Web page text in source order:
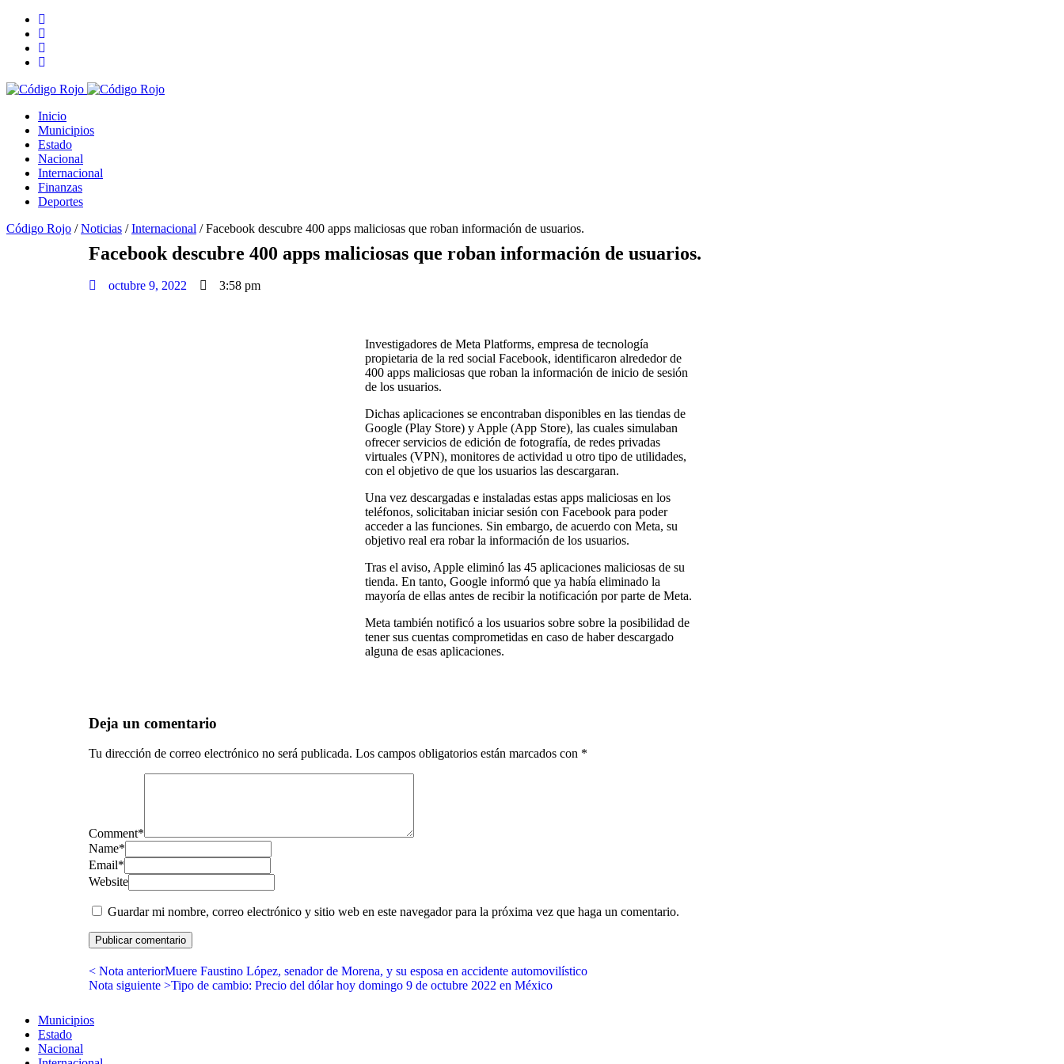
Inicio
Municipios
Estado
Nacional
Internacional
Finanzas
Deportes
Código Rojo /Noticias /Internacional /Facebook descubre 400 apps maliciosas que roban información de usuarios.
Facebook descubre 400 apps maliciosas que roban información de usuarios.
octubre 9, 2022 3:58 pm
Investigadores de Meta Platforms, empresa de tecnología
propietaria de la red social Facebook, identificaron alrededor de
400 apps maliciosas que roban la información de inicio de sesión
de los usuarios.
Dichas aplicaciones se encontraban disponibles en las tiendas de
Google (Play Store) y Apple (App Store), las cuales simulaban
ofrecer servicios de edición de fotografía, de redes privadas
virtuales (VPN), monitores de actividad u otro tipo de utilidades,
con el objetivo de que los usuarios las descargaran.
Una vez descargadas e instaladas estas apps maliciosas en los
teléfonos, solicitaban iniciar sesión con Facebook para poder
acceder a las funciones. Sin embargo, de acuerdo con Meta, su
objetivo real era robar la información de los usuarios.
Tras el aviso, Apple eliminó las 45 aplicaciones maliciosas de su
tienda. En tanto, Google informó que ya había eliminado la
mayoría de ellas antes de recibir la notificación por parte de Meta.
Meta también notificó a los usuarios sobre sobre la posibilidad de
tener sus cuentas comprometidas en caso de haber descargado
alguna de esas aplicaciones.
Deja un comentario
Tu dirección de correo electrónico no será publicada. Los campos obligatorios están marcados con *
Comment*
Name*
Email*
Website
Guardar mi nombre, correo electrónico y sitio web en este navegador para la próxima vez que haga un comentario.
< Nota anteriorMuere Faustino López, senador de Morena, y su esposa en accidente automovilístico
Nota siguiente >Tipo de cambio: Precio del dólar hoy domingo 9 de octubre 2022 en México
Municipios
Estado
Nacional